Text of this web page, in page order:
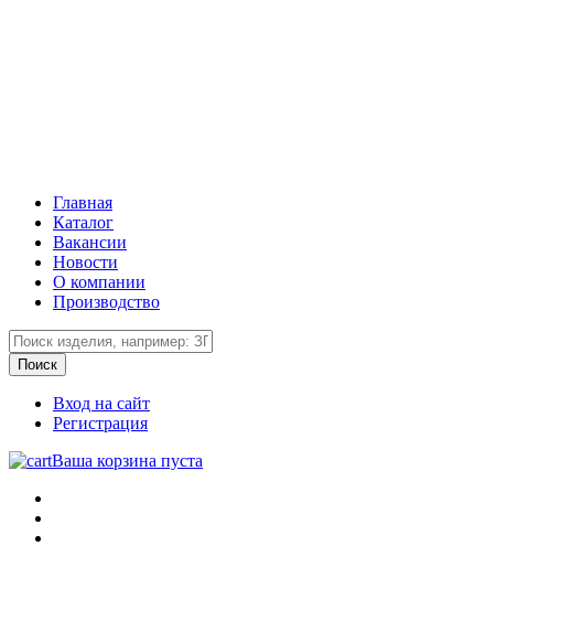
Главная
Каталог
Вакансии
Новости
О компании
Производство
Вход на сайт
Регистрация
Ваша корзина пуста